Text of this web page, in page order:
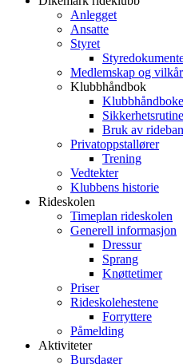
Anlegget
Ansatte
Styret
Medlemskap og
Klubbhåndbok
Bruk av
Privatoppstallører
Trening
Vedtekter
Klubbens historie
Rideskolen
Timeplan rideskolen
Generell informasjon
Dressur
Sprang
Knøttetimer
Priser
Rideskolehestene
Forryttere
Påmelding
Aktiviteter
Bursdager